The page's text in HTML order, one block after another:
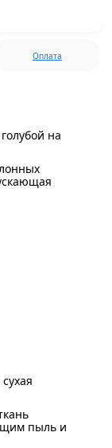
Оплата
на
пыль и